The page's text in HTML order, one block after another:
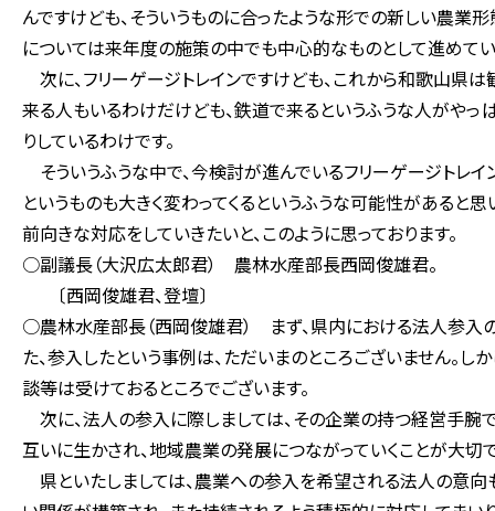
んですけども、そういうものに合ったような形での新しい農業
については来年度の施策の中でも中心的なものとして進めてい
次に、フリーゲージトレインですけども、これから和歌山県
来る人もいるわけだけども、鉄道で来るというふうな人がやっ
りしているわけです。
そういうふうな中で、今検討が進んでいるフリーゲージトレ
というものも大きく変わってくるというふうな可能性があると
前向きな対応をしていきたいと、このように思っております。
○副議長（大沢広太郎君） 農林水産部長西岡俊雄君。
〔西岡俊雄君、登壇〕
○農林水産部長（西岡俊雄君） まず、県内における法人参入
た、参入したという事例は、ただいまのところございません。
談等は受けておるところでございます。
次に、法人の参入に際しましては、その企業の持つ経営手
互いに生かされ、地域農業の発展につながっていくことが大切
県といたしましては、農業への参入を希望される法人の意